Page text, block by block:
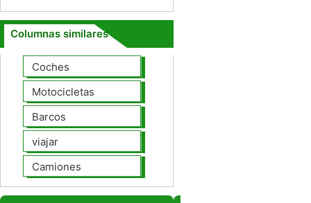
Columnas similares
Coches
Motocicletas
Barcos
viajar
Camiones